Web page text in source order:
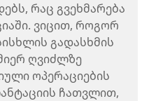
რაც გვეხმარება
ვიცით, როგორ
გადასხმის
ღვიძლზე
ოპერაციების
ჩათვლით,